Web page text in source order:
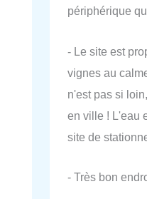
périphérique
- Le site est
vignes au
n'est pas si
en ville ! L'eau
site de
- Très bon